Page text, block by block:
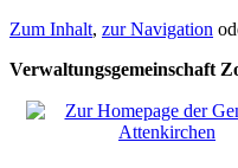
Zum Inhalt, zur Navigation
Verwaltungsgemeinschaft